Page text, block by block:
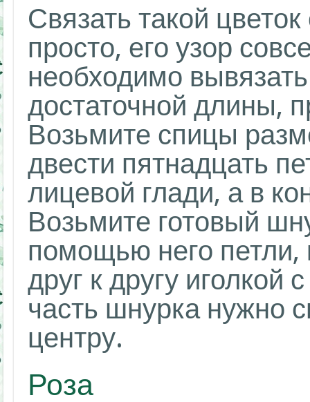
Связать такой
просто, его узор
необходимо
достаточной длины,
Возьмите спицы
двести пятнадцать
лицевой глади, а в
Возьмите готовый
помощью него петли,
друг к другу
часть шнурка нужно
центру.
Роза